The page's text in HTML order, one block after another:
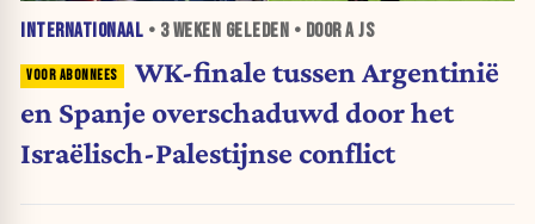
INTERNATIONAAL • 3 WEKEN GELEDEN • DOOR A JS
WK-finale tussen Argentinië
en Spanje overschaduwd door het
Israëlisch-Palestijnse conflict